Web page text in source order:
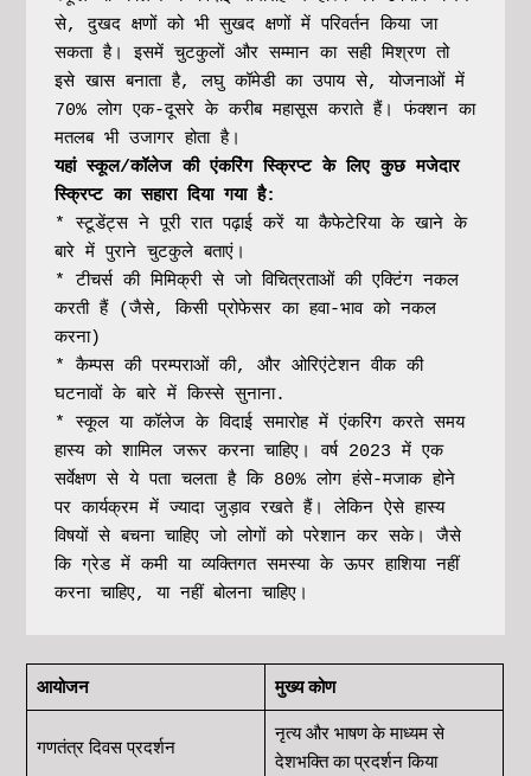
से, दुखद क्षणों को भी सुखद क्षणों में परिवर्तन किया जा
सकता है। इसमें चुटकुलों और सम्मान का सही मिश्रण तो
इसे खास बनाता है, लघु कॉमेडी का उपाय से, योजनाओं में
70% लोग एक-दूसरे के करीब महासूस कराते हैं। फंक्शन का
मतलब भी उजागर होता है।
यहां स्कूल/कॉलेज की एंकरिंग स्क्रिप्ट के लिए कुछ मजेदार
स्क्रिप्ट का सहारा दिया गया है:
* स्टूडेंट्स ने पूरी रात पढ़ाई करें या कैफेटेरिया के खाने के
बारे में पुराने चुटकुले बताएं।
* टीचर्स की मिमिक्री से जो विचित्रताओं की एक्टिंग नकल
करती हैं (जैसे, किसी प्रोफेसर का हवा-भाव को नकल
करना)
* कैम्पस की परम्पराओं की, और ओरिएंटेशन वीक की
घटनावों के बारे में किस्से सुनाना.
* स्कूल या कॉलेज के विदाई समारोह में एंकरिंग करते समय
हास्य को शामिल जरूर करना चाहिए। वर्ष 2023 में एक
सर्वेक्षण से ये पता चलता है कि 80% लोग हंसे-मजाक होने
पर कार्यक्रम में ज्यादा जुड़ाव रखते हैं। लेकिन ऐसे हास्य
विषयों से बचना चाहिए जो लोगों को परेशान कर सके। जैसे
कि ग्रेड में कमी या व्यक्तिगत समस्या के ऊपर हाशिया नहीं
करना चाहिए, या नहीं बोलना चाहिए।
आयोजन मुख्य कोण
गणतंत्र दिवस प्रदर्शन
नृत्य और भाषण के माध्यम से
देशभक्ति का प्रदर्शन किया